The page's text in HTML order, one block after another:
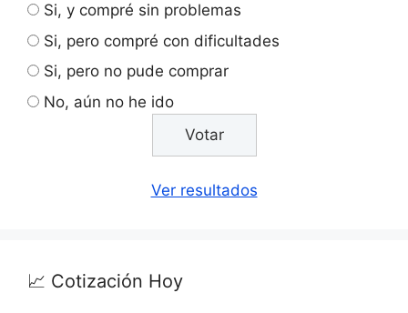
Si, y compré sin problemas
Si, pero compré con dificultades
Si, pero no pude comprar
No, aún no he ido
Ver resultados
📈 Cotización Hoy